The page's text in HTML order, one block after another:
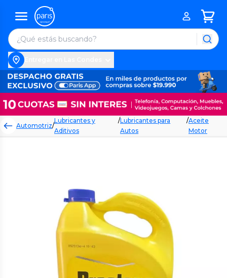
Automotriz/
Lubricantes y
Aditivos
/Lubricantes para
Autos
/Aceite
Motor